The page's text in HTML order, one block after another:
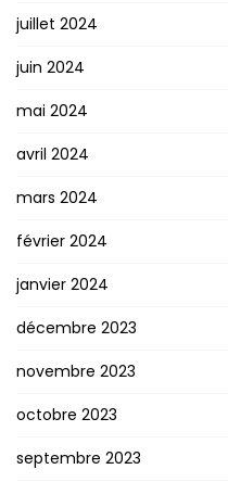
juillet 2024
juin 2024
mai 2024
avril 2024
mars 2024
février 2024
janvier 2024
décembre 2023
novembre 2023
octobre 2023
septembre 2023